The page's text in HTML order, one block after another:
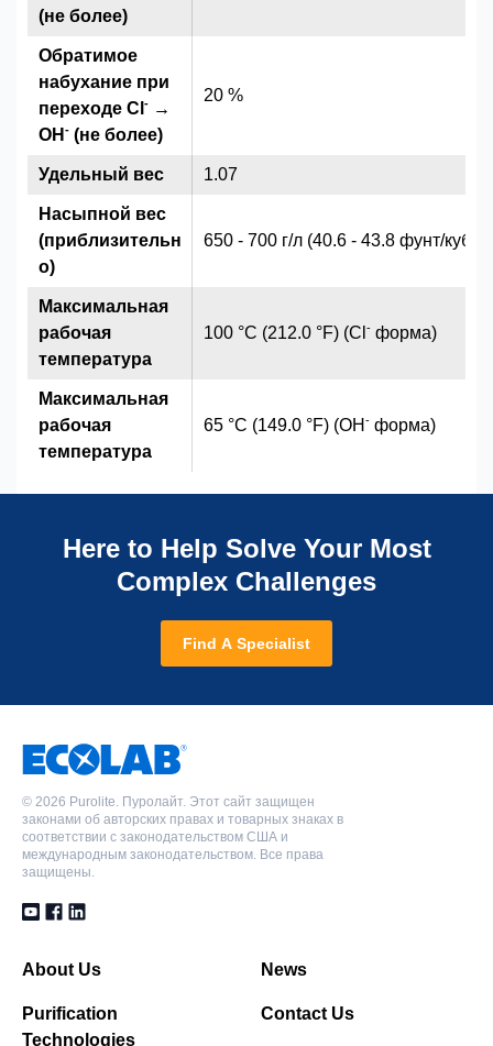
20 %
1.07
650 - 700 г/л (40.6 - 43.8 фунт/
100 °C (212.0 °F) (Cl - форма)
65 °C (149.0 °F) (OH - форма)
(не более)
Обратимое
набухание при
переходе Cl - →
OH - (не более)
Удельный вес
Насыпной вес
(приблизительн
о)
Максимальная
рабочая
температура
Максимальная
рабочая
температура
Here to Help Solve Your Most
Complex Challenges
Find A Specialist
© 2026 Purolite. Пуролайт. Этот сайт защищен
законами об авторских правах и товарных знаках в
соответствии с законодательством США и
международным законодательством. Все права
защищены.
About Us
Purification
Technologies
News
Contact Us